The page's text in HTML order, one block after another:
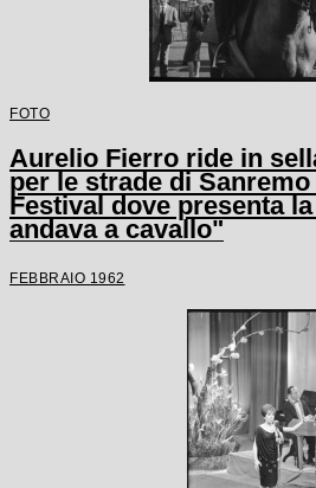
FOTO
Aurelio Fierro ride in
per le strade di
Festival dove presenta
andava a cavallo"
FEBBRAIO 1962